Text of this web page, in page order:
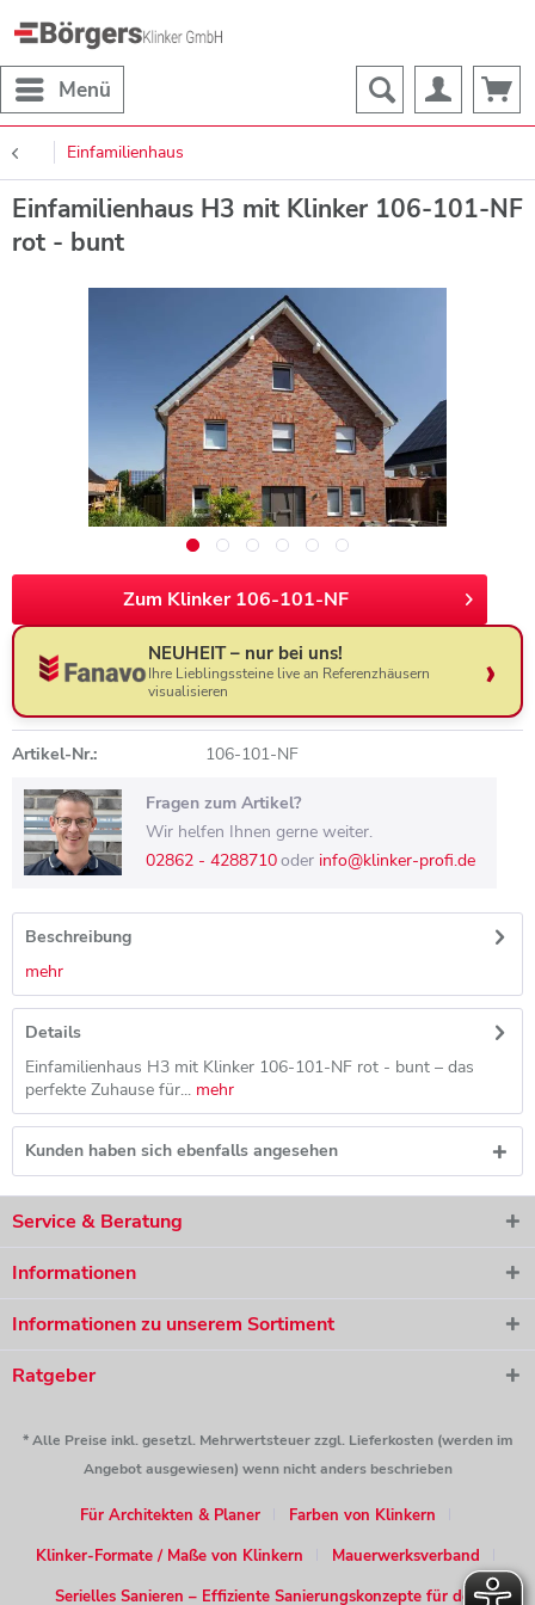
Menü
Einfamilienhaus
Einfamilienhaus H3 mit Klinker 106-101-NF
rot - bunt
Zum Klinker 106-101-NF
NEUHEIT – nur bei uns!
Ihre Lieblingssteine live an Referenzhäusern
visualisieren
Artikel-Nr.: 106-101-NF
Fragen zum Artikel?
Wir helfen Ihnen gerne weiter.
02862 - 4288710oder info@klinker-profi.de
Beschreibung
mehr
Details
Einfamilienhaus H3 mit Klinker 106-101-NF rot - bunt – das
perfekte Zuhause für... mehr
Kunden haben sich ebenfalls angesehen
Service & Beratung
Informationen
Informationen zu unserem Sortiment
Ratgeber
* Alle Preise inkl. gesetzl. Mehrwertsteuer zzgl. Lieferkosten (werden im
Angebot ausgewiesen) wenn nicht anders beschrieben
Für Architekten & Planer
Farben von Klinkern
Klinker-Formate / Maße von Klinkern
Mauerwerksverband
Serielles Sanieren – Effiziente Sanierungskonzepte für den